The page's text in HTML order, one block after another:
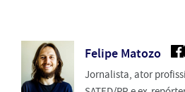
Felipe Matozo
Jornalista, ator